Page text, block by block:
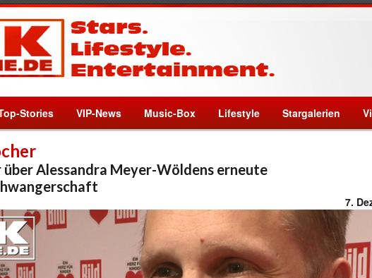
Stories VIP-News Music-Box Lifestyle Stargalerien
über Alessandra Meyer-Wöldens erneute
7.